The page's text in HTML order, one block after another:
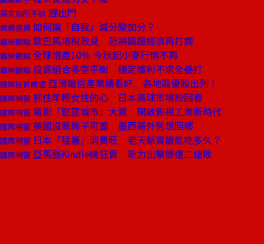
英文無所不談 趕出門
商周書摘 如何讓「自我」減分變加分？
霸榮觀點 歐巴馬增稅政見 恐將蹣跚經濟再打瘸
霸榮觀點 全球增產10％ 今秋起小麥行情不再
霸榮觀點 投資組合多空平衡 穩定獲利不求全壘打
國際投資瞭望 亞洲電信產業續看好 各地區優股出列！
國際視窗 抓住年輕女性的心 日本高球市場盼回春
國際視窗 電影「慾望城市」大賣 開啟影視工業新時代
國際視窗 美國沒新房子可蓋 墨西哥外勞想回鄉
國際視窗 日本「猛暑」消費旺 老天爺賞飯能吃多久？
國際視窗 亞馬遜Kindle機狂賣 新力出擊慘遭二連敗